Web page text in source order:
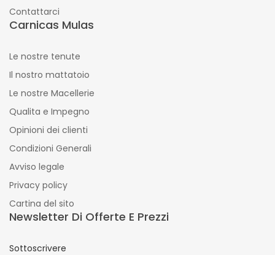
Contattarci
Carnicas Mulas
Le nostre tenute
Il nostro mattatoio
Le nostre Macellerie
Qualita e Impegno
Opinioni dei clienti
Condizioni Generali
Avviso legale
Privacy policy
Cartina del sito
Newsletter Di Offerte E Prezzi
Sottoscrivere